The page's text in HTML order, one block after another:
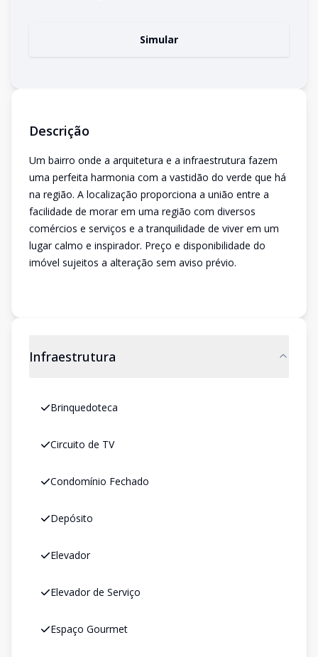
Simular
Descrição
Um bairro onde a arquitetura e a infraestrutura fazem
uma perfeita harmonia com a vastidão do verde que há
na região. A localização proporciona a união entre a
facilidade de morar em uma região com diversos
comércios e serviços e a tranquilidade de viver em um
lugar calmo e inspirador. Preço e disponibilidade do
imóvel sujeitos a alteração sem aviso prévio.
Infraestrutura
Brinquedoteca
Circuito de TV
Condomínio Fechado
Depósito
Elevador
Elevador de Serviço
Espaço Gourmet